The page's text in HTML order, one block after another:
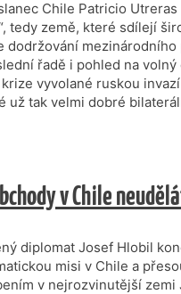
Chile Patricio
tedy země, které sdílejí
dodržování
řadě i pohled na
vyvolané ruskou
už tak velmi dobré
v Chile
diplomat Josef Hlobil
misi v Chile a
v nejrozvinutější zemi